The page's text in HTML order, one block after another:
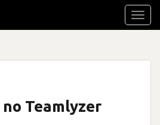
Teamlyzer